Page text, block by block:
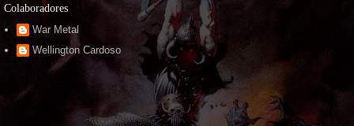
Colaboradores
War Metal
Wellington Cardoso